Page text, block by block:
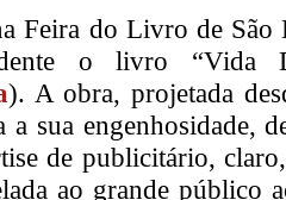
Feira do Livro de
o livro “Vida
). A obra, projetada
a sua engenhosidade,
de publicitário,
ao grande público